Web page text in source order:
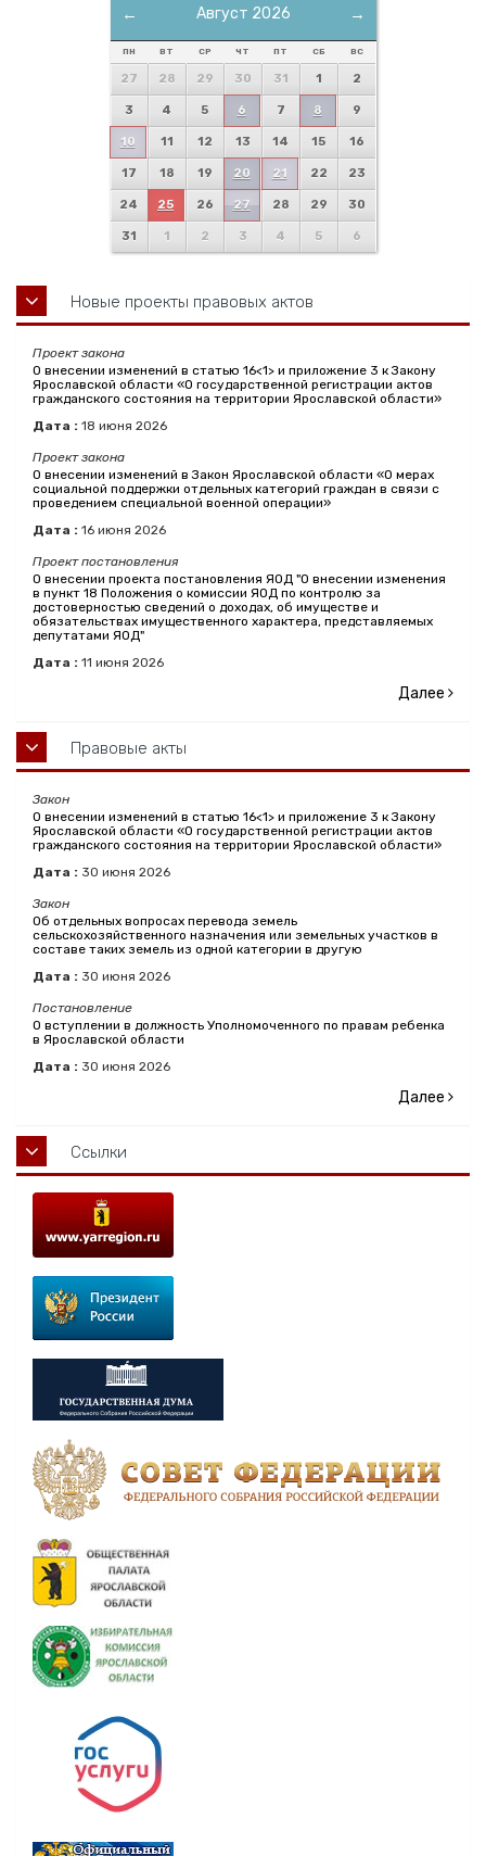
← →
Август 2026
ПН ВТ СР ЧТ ПТ СБ ВС
27 28 29 30 31 1 2
3 4 5 6 7 8 9
10 11 12 13 14 15 16
17 18 19 20 21 22 23
24 25 26 27 28 29 30
31 1 2 3 4 5 6
Новые проекты правовых актов
Проект закона
О внесении изменений в статью 16<1> и приложение 3 к Закону
Ярославской области «О государственной регистрации актов
гражданского состояния на территории Ярославской области»
Дата : 18 июня 2026
Проект закона
О внесении изменений в Закон Ярославской области «О мерах
социальной поддержки отдельных категорий граждан в связи с
проведением специальной военной операции»
Дата : 16 июня 2026
Проект постановления
О внесении проекта постановления ЯОД "О внесении изменения
в пункт 18 Положения о комиссии ЯОД по контролю за
достоверностью сведений о доходах, об имуществе и
обязательствах имущественного характера, представляемых
депутатами ЯОД"
Дата : 11 июня 2026
Далее
Правовые акты
Закон
О внесении изменений в статью 16<1> и приложение 3 к Закону
Ярославской области «О государственной регистрации актов
гражданского состояния на территории Ярославской области»
Дата : 30 июня 2026
Закон
Об отдельных вопросах перевода земель
сельскохозяйственного назначения или земельных участков в
составе таких земель из одной категории в другую
Дата : 30 июня 2026
Постановление
О вступлении в должность Уполномоченного по правам ребенка
в Ярославской области
Дата : 30 июня 2026
Далее
Ссылки